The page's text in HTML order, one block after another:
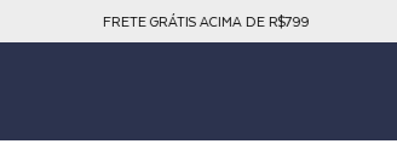
FRETE GRÁTIS ACIMA DE R$799